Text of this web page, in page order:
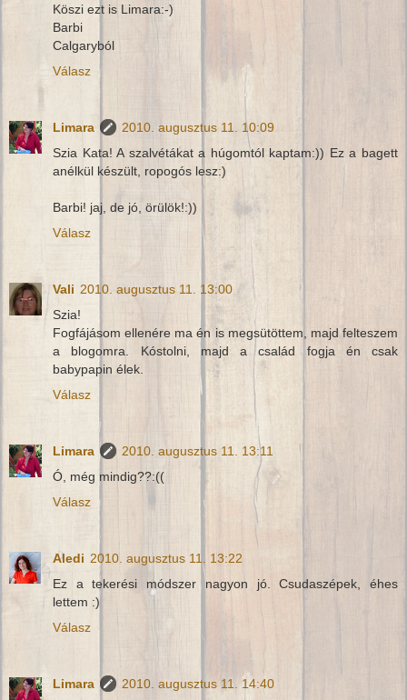
Köszi ezt is Limara:-)
Barbi
Calgaryból
Válasz
Limara
2010. augusztus 11. 10:09
Szia Kata! A szalvétákat a húgomtól kaptam:)) Ez a bagett
anélkül készült, ropogós lesz:)
Barbi! jaj, de jó, örülök!:))
Válasz
Vali 2010. augusztus 11. 13:00
Szia!
Fogfájásom ellenére ma én is megsütöttem, majd felteszem
a blogomra. Kóstolni, majd a család fogja én csak
babypapin élek.
Válasz
Limara
2010. augusztus 11. 13:11
Ó, még mindig??:((
Válasz
Aledi 2010. augusztus 11. 13:22
Ez a tekerési módszer nagyon jó. Csudaszépek, éhes
lettem :)
Válasz
Limara 2010. augusztus 11. 14:40